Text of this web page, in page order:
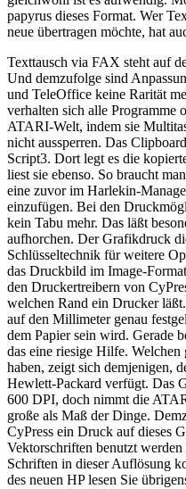
papyrus dieses Format. Wer
neue übertragen möchte, hat
Texttausch via FAX steht auf
Und demzufolge sind
und TeleOffice keine Rarität
verhalten sich alle Programme
ATARI-Welt, indem sie
nicht aussperren. Das
Script3. Dort legt es die
liest sie ebenso. So braucht
eine zuvor im Harlekin-
einzufügen. Bei den
kein Tabu mehr. Das läßt
aufhorchen. Der Grafikdruck
Schlüsseltechnik für weitere
das Druckbild im Image-
den Druckertreibern von
welchen Rand ein Drucker
auf den Millimeter genau
dem Papier sein wird. Gerade
das eine riesige Hilfe.
haben, zeigt sich demjenigen,
Hewlett-Packard verfügt. Das
600 DPI, doch nimmt die
große als Maß der Dinge.
CyPress ein Druck auf dieses
Vektorschriften benutzt
Schriften in dieser Auflösung
des neuen HP lesen Sie